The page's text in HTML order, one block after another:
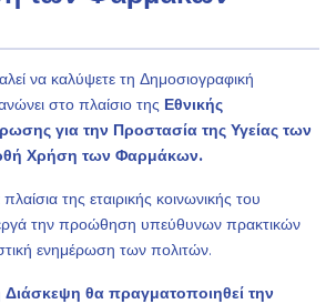
να καλύψετε τη Δημοσιογραφική
στο πλαίσιο της Εθνικής
για την Προστασία της Υγείας των
Χρήση των Φαρμάκων.
της εταιρικής κοινωνικής του
την προώθηση υπεύθυνων πρακτικών
ενημέρωση των πολιτών.
θα πραγματοποιηθεί την